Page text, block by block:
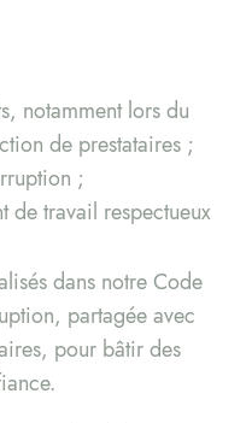
notamment lors du
de prestataires ;
;
de travail respectueux
dans notre Code
partagée avec
pour bâtir des